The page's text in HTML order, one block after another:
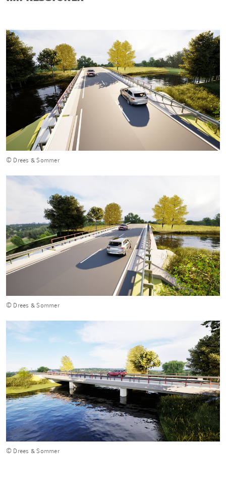
© Drees & Sommer
© Drees & Sommer
© Drees & Sommer